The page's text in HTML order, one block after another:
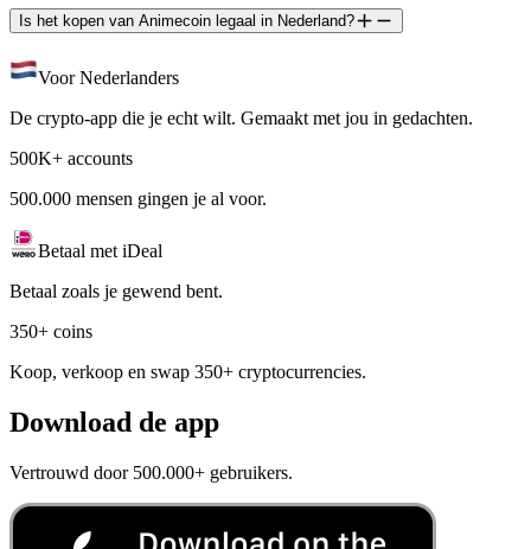
Is het kopen van Animecoin legaal in Nederland?
Voor Nederlanders
De crypto-app die je echt wilt. Gemaakt met jou in gedachten.
500K+ accounts
500.000 mensen gingen je al voor.
Betaal met iDeal
Betaal zoals je gewend bent.
350+ coins
Koop, verkoop en swap 350+ cryptocurrencies.
Download de app
Vertrouwd door 500.000+ gebruikers.